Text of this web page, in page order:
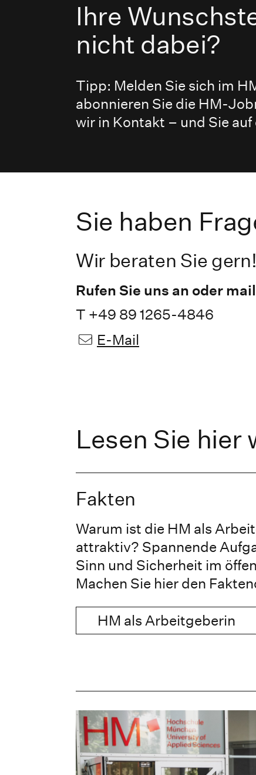
Ihre
nicht dabei?
Tipp: Melden Sie sich im
abonnieren Sie die HM-
wir in Kontakt – und Sie
Sie haben
Wir beraten Sie gern!
Rufen Sie uns an oder
T +49 89 1265-4846
E-Mail
Lesen Sie hier
Fakten
Warum ist die HM als
attraktiv? Spannende
Sinn und Sicherheit im
Machen Sie hier den
HM als Arbeitgeberin